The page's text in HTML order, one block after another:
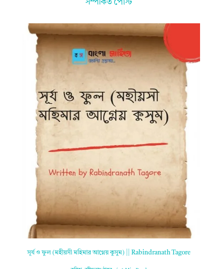
সম্পর্কিত পোস্ট
সূর্য ও ফুল (মহীয়সী মহিমার আগ্নেয় কুসুম) || Rabindranath Tagore